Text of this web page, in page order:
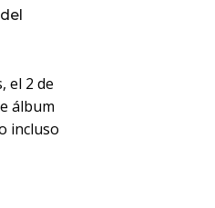
el 2 de
álbum
incluso